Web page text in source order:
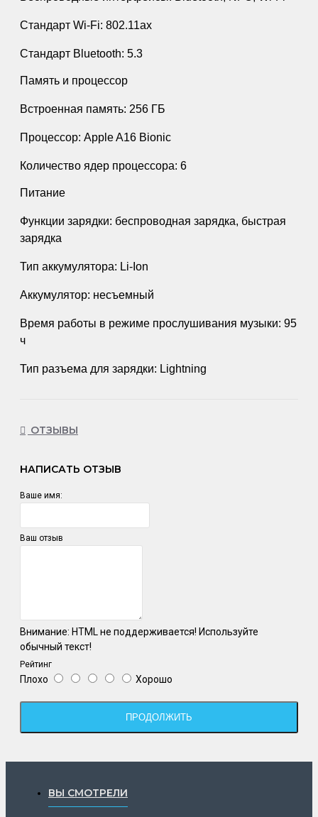
Стандарт Wi-Fi: 802.11ax
Стандарт Bluetooth: 5.3
Память и процессор
Встроенная память: 256 ГБ
Процессор: Apple A16 Bionic
Количество ядер процессора: 6
Питание
Функции зарядки: беспроводная зарядка, быстрая
зарядка
Тип аккумулятора: Li-Ion
Аккумулятор: несъемный
Время работы в режиме прослушивания музыки: 95
ч
Тип разъема для зарядки: Lightning
ОТЗЫВЫ
НАПИСАТЬ ОТЗЫВ
Ваше имя:
Ваш отзыв
Внимание: HTML не поддерживается! Используйте
обычный текст!
Рейтинг
Плохо Хорошо
ПРОДОЛЖИТЬ
ВЫ СМОТРЕЛИ